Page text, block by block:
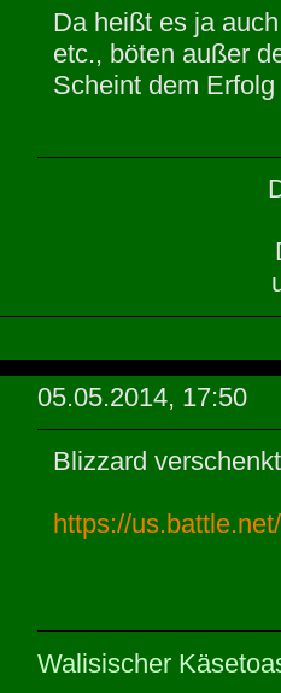
Da heißt es ja
etc., böten außer
Scheint dem
05.05.2014, 17:50
Blizzard
https://
Walisischer